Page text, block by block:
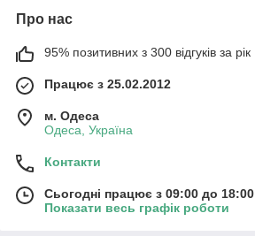
Про нас
95% позитивних з 300 відгуків за рік
Працює з 25.02.2012
м. Одеса
Одеса, Україна
Контакти
Сьогодні працює з 09:00 до 18:00
Показати весь графік роботи